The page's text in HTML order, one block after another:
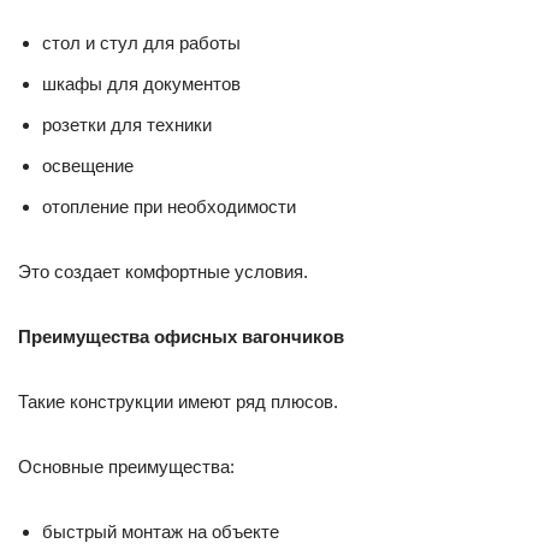
стол и стул для работы
шкафы для документов
розетки для техники
освещение
отопление при необходимости
Это создает комфортные условия.
Преимущества офисных вагончиков
Такие конструкции имеют ряд плюсов.
Основные преимущества:
быстрый монтаж на объекте